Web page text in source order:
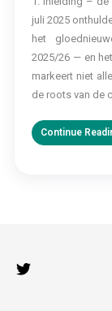
juli 2025
het
2025/26 — en
markeert niet
de roots van de
Continue